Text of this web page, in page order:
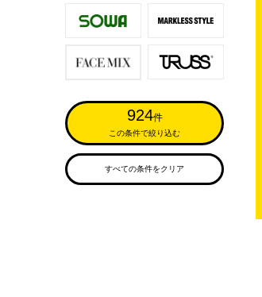
924件
この条件で絞り込む
すべての条件をクリア